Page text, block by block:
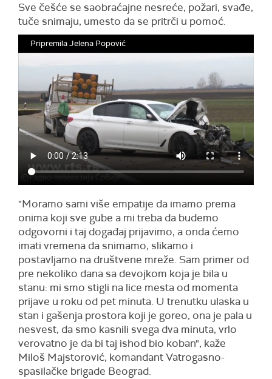
Sve češće se saobraćajne nesreće, požari, svađe,
tuče snimaju, umesto da se pritrči u pomoć.
Pripremila Jelena Popović
"Moramo sami više empatije da imamo prema
onima koji sve gube a mi treba da budemo
odgovorni i taj događaj prijavimo, a onda ćemo
imati vremena da snimamo, slikamo i
postavljamo na društvene mreže. Sam primer od
pre nekoliko dana sa devojkom koja je bila u
stanu: mi smo stigli na lice mesta od momenta
prijave u roku od pet minuta. U trenutku ulaska u
stan i gašenja prostora koji je goreo, ona je pala u
nesvest, da smo kasnili svega dva minuta, vrlo
verovatno je da bi taj ishod bio koban", kaže
Miloš Majstorović, komandant Vatrogasno-
spasilačke brigade Beograd.